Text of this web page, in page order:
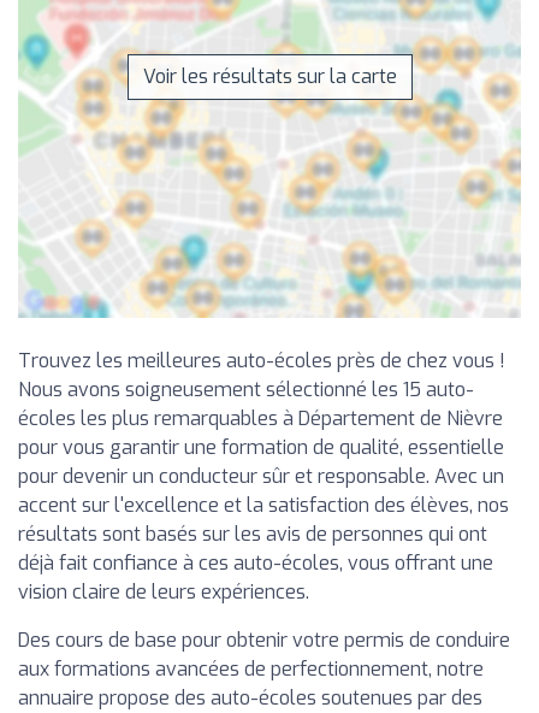
Voir les résultats sur la carte
Trouvez les meilleures auto-écoles près de chez vous !
Nous avons soigneusement sélectionné les 15 auto-
écoles les plus remarquables à Département de Nièvre
pour vous garantir une formation de qualité, essentielle
pour devenir un conducteur sûr et responsable. Avec un
accent sur l'excellence et la satisfaction des élèves, nos
résultats sont basés sur les avis de personnes qui ont
déjà fait confiance à ces auto-écoles, vous offrant une
vision claire de leurs expériences.
Des cours de base pour obtenir votre permis de conduire
aux formations avancées de perfectionnement, notre
annuaire propose des auto-écoles soutenues par des